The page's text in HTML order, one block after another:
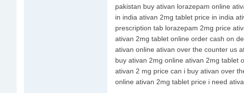
pakistan buy ativan lorazepam online
in india ativan 2mg tablet price in india
prescription tab lorazepam 2mg price
ativan 2mg tablet online order cash on
ativan online ativan over the counter us
buy ativan 2mg online ativan 2mg tablet
ativan 2 mg price can i buy ativan over
online ativan 2mg tablet price i need